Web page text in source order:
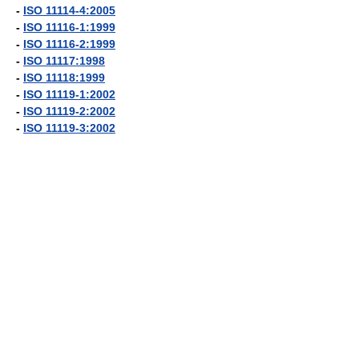
- ISO 11114-4:2005
- ISO 11116-1:1999
- ISO 11116-2:1999
- ISO 11117:1998
- ISO 11118:1999
- ISO 11119-1:2002
- ISO 11119-2:2002
- ISO 11119-3:2002